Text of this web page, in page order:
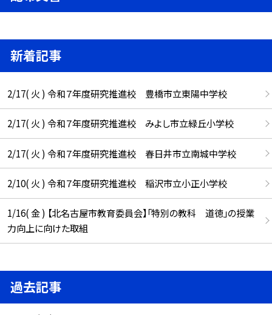
新着記事
2/17( 火 ) 令和７年度研究推進校 豊橋市立東陽中学校
2/17( 火 ) 令和７年度研究推進校 みよし市立緑丘小学校
2/17( 火 ) 令和７年度研究推進校 春日井市立南城中学校
2/10( 火 ) 令和７年度研究推進校 稲沢市立小正小学校
1/16( 金 ) 【北名古屋市教育委員会】「特別の教科 道徳」の授業
力向上に向けた取組
過去記事